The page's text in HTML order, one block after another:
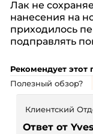
5
звезд.
Лак не
нанесения на
приходилось
подправлять
Рекомендует этот
Полезный обзор?
Ответ от
Клиентский